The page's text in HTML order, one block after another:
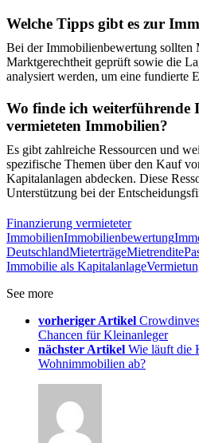
Welche Tipps gibt es zur
Bei der Immobilienbewertung sollten
Marktgerechtheit geprüft sowie die
analysiert werden, um eine fundierte
Wo finde ich weiterführende
vermieteten Immobilien?
Es gibt zahlreiche Ressourcen und
spezifische Themen über den Kauf
Kapitalanlagen abdecken. Diese
Unterstützung bei der
Finanzierung vermieteter
ImmobilienImmobilienbewertung
DeutschlandMieterträgeMietrendite
Immobilie als Kapitalanlage
See more
vorheriger Artikel
Chancen für Kleinanleger
nächster Artikel Wie läuft die
Wohnimmobilien ab?